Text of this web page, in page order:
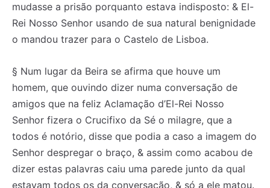
mudasse a prisão porquanto estava indisposto: & El-
Rei Nosso Senhor usando de sua natural benignidade
o mandou trazer para o Castelo de Lisboa.
§ Num lugar da Beira se afirma que houve um
homem, que ouvindo dizer numa conversação de
amigos que na feliz Aclamação d’El-Rei Nosso
Senhor fizera o Crucifixo da Sé o milagre, que a
todos é notório, disse que podia a caso a imagem do
Senhor despregar o braço, & assim como acabou de
dizer estas palavras caiu uma parede junto da qual
estavam todos os da conversação, & só a ele matou.